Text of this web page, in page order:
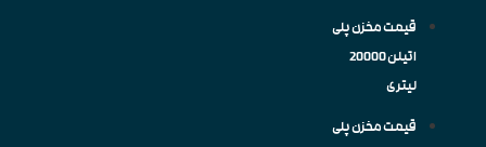
قیمت مخزن پلی
اتیلن 20000
قیمت مخزن پلی